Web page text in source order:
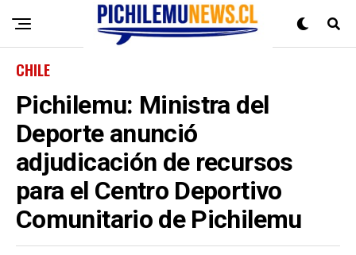
CHILE
Pichilemu: Ministra del
Deporte anunció
adjudicación de recursos
para el Centro Deportivo
Comunitario de Pichilemu